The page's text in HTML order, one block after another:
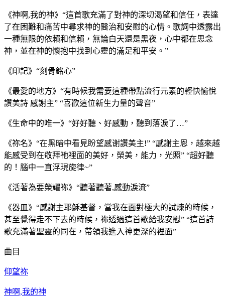
《神啊,我的神》“這首歌充滿了對神的深切渴望和信任，表達
了在困難和痛苦中尋求神的醫治和安慰的心情。歌詞中透露出
一種無限的依賴和信賴，無論白天還是黑夜，心中都在思念
神，並在神的懷抱中找到心靈的滿足和平安。”
《印記》“刻骨銘心”
《最愛的地方》“有時候我需要這種帶點流行元素的輕快愉悅
讚美詩 感謝主” “喜歡這位新生力量的聲音”
《生命中的唯一》“好好聽、好感動，聽到落淚了…”
《祢名》“在黑暗中看見盼望感谢讚美主!” “感謝主恩，越來越
能感受到在敬拜祂裡面的美好，榮美，能力，光照” “超好聽
的！腦中一直浮現旋律~”
《活著為要榮耀祢》“聽著聽著,感動淚流”
《器皿》“感謝主耶穌基督，當我在面對極大的試煉的時候，
甚至覺得走不下去的時候，祢透過這首歌給我安慰” “這首詩
歌充滿著聖靈的同在，帶領我進入神更深的裡面”
曲目
仰望祢
神啊,我的神